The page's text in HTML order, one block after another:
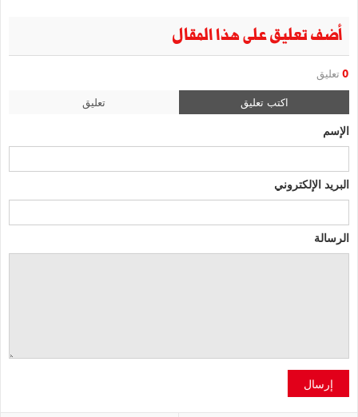
أضف تعليق على هذا المقال
0 تعليق
اكتب تعليق تعليق
الإسم
البريد الإلكتروني
الرسالة
إرسال